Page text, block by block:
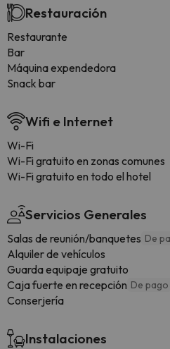
Restauración
Restaurante
Bar
Máquina expendedora
Snack bar
Wifi e Internet
Wi-Fi
Wi-Fi gratuito en zonas comunes
Wi-Fi gratuito en todo el hotel
Servicios Generales
Salas de reunión/banquetes De
Alquiler de vehículos
Guarda equipaje gratuito
Caja fuerte en recepción De pago
Conserjería
Instalaciones